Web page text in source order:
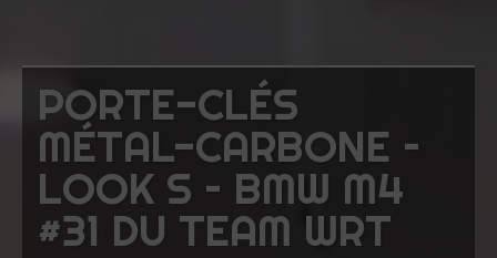
PORTE-CLÉS
MÉTAL-CARBONE –
LOOK S – BMW M4
#31 DU TEAM WRT